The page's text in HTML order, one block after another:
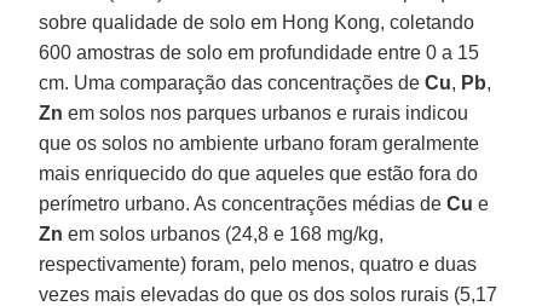
sobre qualidade de solo em Hong Kong, coletando
600 amostras de solo em profundidade entre 0 a 15
cm. Uma comparação das concentrações deCu, Pb,
Zn em solos nos parques urbanos e rurais indicou
que os solos no ambiente urbano foram geralmente
mais enriquecido do que aqueles que estão fora do
perímetro urbano. As concentrações médias deCu e
Zn em solos urbanos (24,8 e 168 mg/kg,
respectivamente) foram, pelo menos, quatro e duas
vezes mais elevadas do que os dos solos rurais (5,17